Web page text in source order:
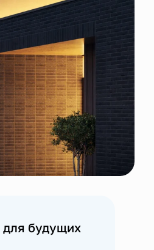
будущих